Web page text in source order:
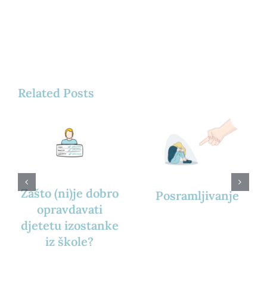
Related Posts
Zašto (ni)je dobro
opravdavati
djetetu izostanke
iz škole?
Posramljivanje